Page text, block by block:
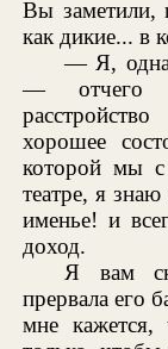
Вы заметили,
как дикие... в
— Я,
— отчего
хорошее
которой мы
театре, я
именье! и
доход.
Я вам
прервала его
мне кажется,